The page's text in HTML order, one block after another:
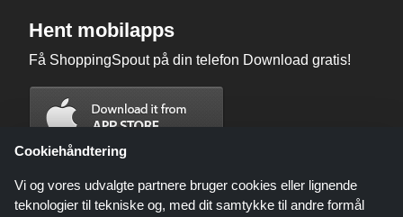
Hent mobilapps
Få ShoppingSpout på din telefon Download gratis!
Cookiehåndtering
Vi og vores udvalgte partnere bruger cookies eller lignende
teknologier til tekniske og, med dit samtykke til andre formål